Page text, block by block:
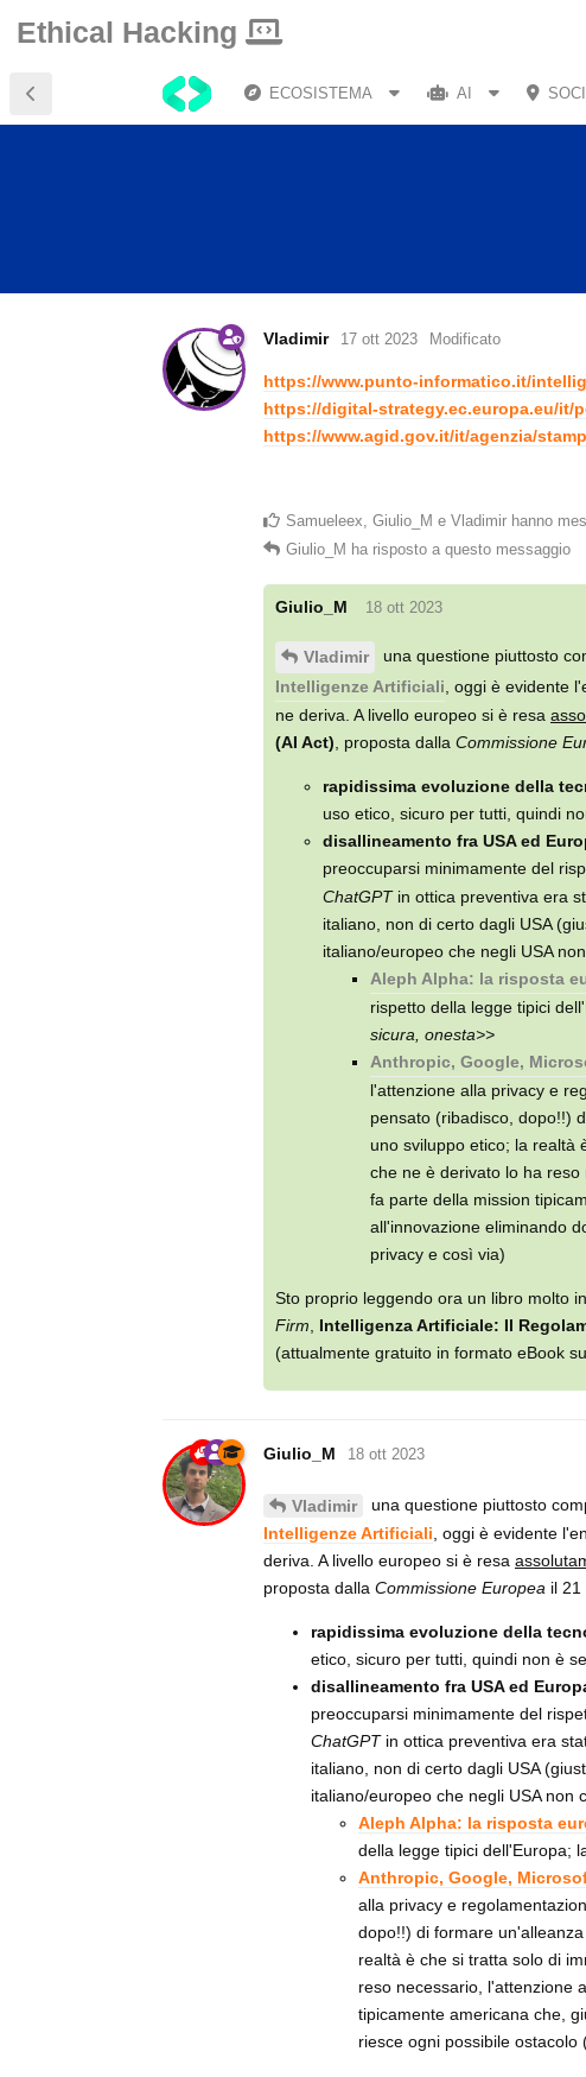
Ethical Hacking
ECOSISTEMA AI
Vladimir 17 ott 2023 Modificato
https://www.punto-informatico.it/
https://digital-strategy.ec.europa.eu/
https://www.agid.gov.it/it/agenzia/
Samueleex Giulio_M e Vladimir hanno
Giulio_M ha risposto a questo messaggio
Giulio_M 18 ott 2023
Vladimir
una questione piuttosto
Intelligenze Artificiali , oggi è evidente
ne deriva. A livello europeo si è resa
(AI Act) , proposta dalla Commissione
rapidissima evoluzione della
uso etico, sicuro per tutti, quindi
disallineamento fra USA ed
preoccuparsi minimamente del
ChatGPTin ottica preventiva era
italiano, non di certo dagli USA
italiano/europeo che negli USA
Aleph Alpha: la risposta
rispetto della legge tipici
sicura, onesta>>
Anthropic, Google,
l'attenzione alla privacy e
pensato (ribadisco, dopo!!)
uno sviluppo etico; la realtà
che ne è derivato lo ha
fa parte della mission
all'innovazione eliminando
privacy e così via)
Sto proprio leggendo ora un libro molto
Firm
Intelligenza Artificiale: Il
(attualmente gratuito in formato eBook su
Giulio_M 18 ott 2023
Vladimir
una questione piuttosto
Intelligenze Artificiali , oggi è evidente
deriva. A livello europeo si è resa
proposta dalla Commissione Europea il 21
rapidissima evoluzione della
etico, sicuro per tutti, quindi non è
disallineamento fra USA ed
preoccuparsi minimamente del
ChatGPTin ottica preventiva era
italiano, non di certo dagli USA
italiano/europeo che negli USA non
Aleph Alpha: la risposta
della legge tipici dell'Europa;
Anthropic, Google,
alla privacy e
dopo!!) di formare
realtà è che si tratta solo di
reso necessario, l'attenzione
tipicamente americana che,
riesce ogni possibile